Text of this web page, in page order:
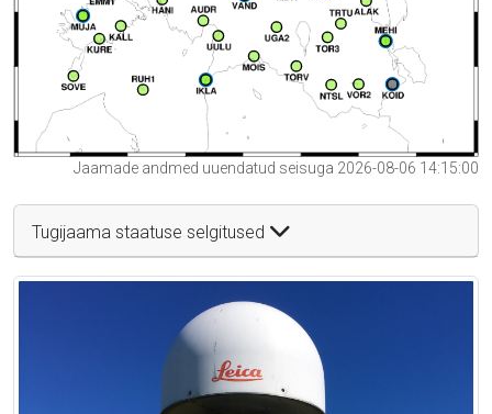
Jaamade andmed uuendatud seisuga 2026-08-06 14:15:00
Tugijaama staatuse selgitused